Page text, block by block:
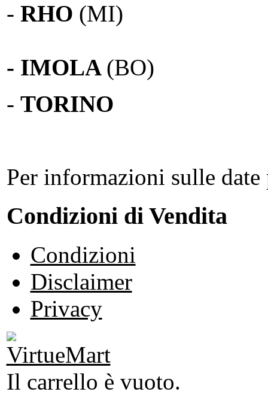
- RHO (MI)
- IMOLA (BO)
- TORINO
Per informazioni sulle
Condizioni di Vendita
Condizioni
Disclaimer
Privacy
Il carrello è vuoto.